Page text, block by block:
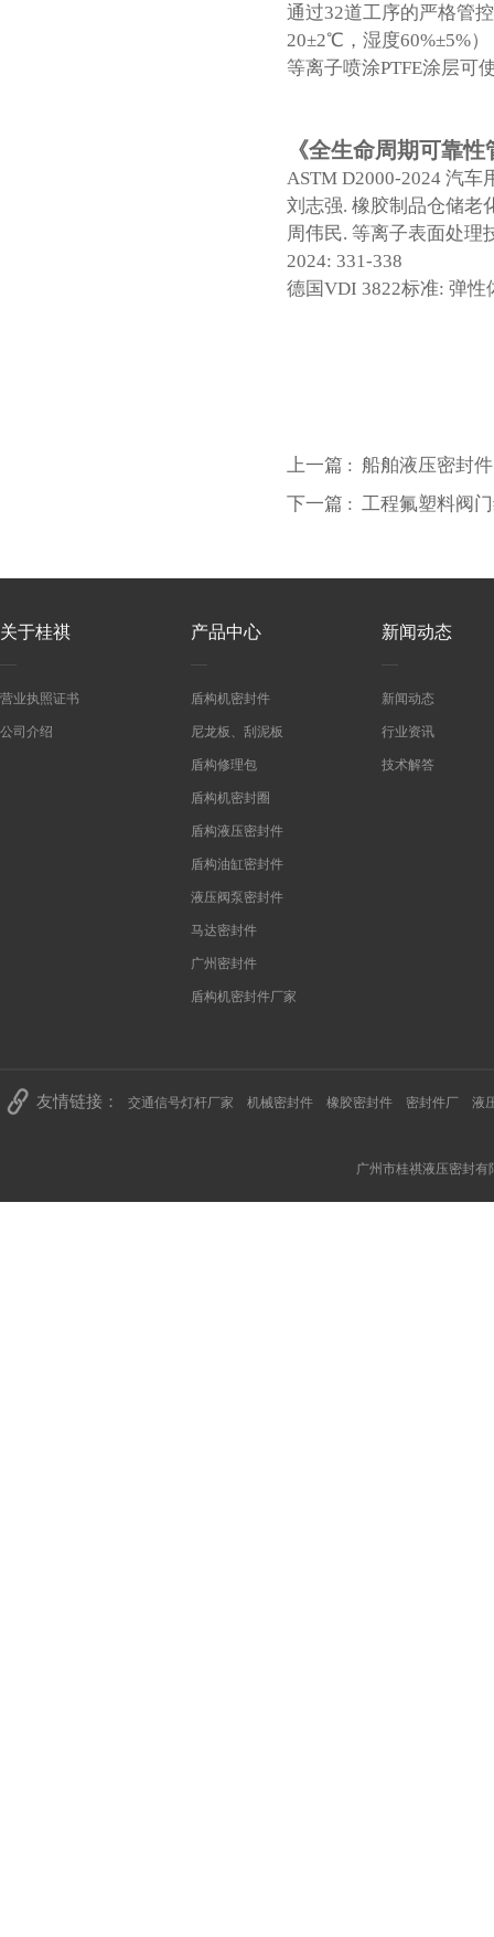
通过32道工序的严格管
20±2℃，湿度60%±5%
等离子喷涂PTFE涂层可
《全生命周期可靠
ASTM D2000-2024 汽
刘志强. 橡胶制品仓储老
周伟民. 等离子表面处理
2024: 331-338
德国VDI 3822标准: 弹
上一篇 : 船舶液压密封
下一篇 : 工程氟塑料阀
关于桂祺
营业执照证书
公司介绍
产品中心
盾构机密封件
尼龙板、刮泥板
盾构修理包
盾构机密封圈
盾构液压密封件
盾构油缸密封件
液压阀泵密封件
马达密封件
广州密封件
盾构机密封件厂家
新闻动态
新闻动态
行业资讯
技术解答
友情链接： 交通信号灯杆厂家 机械密封件 橡胶密封件 密封件厂 液
广州市桂祺液压密封有